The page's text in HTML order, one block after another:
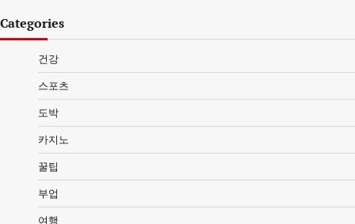
Categories
건강
스포츠
도박
카지노
꿀팁
부업
여행